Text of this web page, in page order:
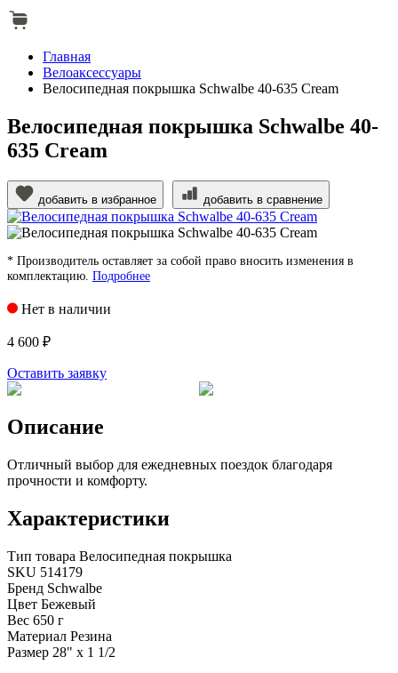
Главная
Велоаксессуары
Велосипедная покрышка Schwalbe 40-635 Cream
Велосипедная покрышка Schwalbe 40-
635 Cream
добавить в избранное добавить в сравнение
* Производитель оставляет за собой право вносить изменения в
комплектацию. Подробнее
Нет в наличии
4 600 ₽
Оставить заявку
Описание
Отличный выбор для ежедневных поездок благодаря
прочности и комфорту.
Характеристики
Тип товара Велосипедная покрышка
SKU 514179
Бренд Schwalbe
Цвет Бежевый
Вес 650 г
Материал Резина
Размер 28" x 1 1/2